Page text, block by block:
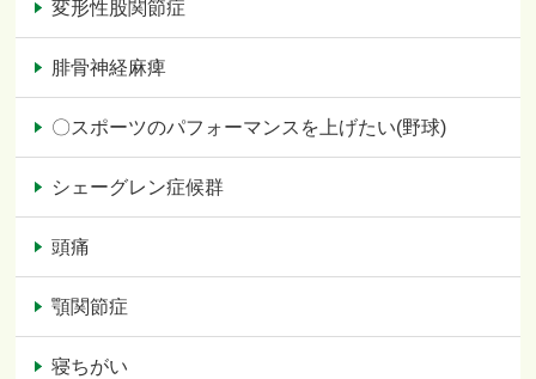
変形性股関節症
腓骨神経麻痺
〇スポーツのパフォーマンスを上げたい(野球)
シェーグレン症候群
頭痛
顎関節症
寝ちがい